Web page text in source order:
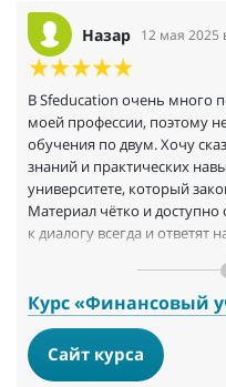
Назар 12 мая 2025
B Sfeducation очень много
моей профессии, поэтому
обучения по двум. Хочу
знаний и практических
университете, который
Материал чётко и
к диалогу всегда и
Курс «Финансовый
Сайт курса